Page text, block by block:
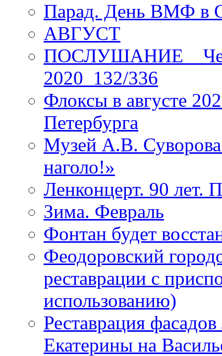
Парад. День ВМФ в
АВГУСТ
ПОСЛУШАНИЕ _
2020_132/336
Флоксы в августе
Петербурга
Музей А.В.
наголо!»
Ленконцерт. 90 лет.
Зима. Февраль
Фонтан будет
Феодоровский
реставрации с
использованию)
Реставрация
Екатерины на